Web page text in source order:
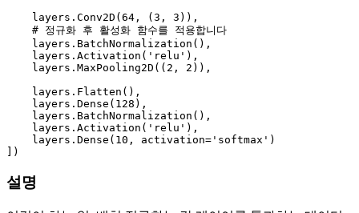
    layers.Conv2D(
64 , (3 , 3 )),
# 정규화 후 활성화 함수를 적용합니다
    layers.BatchNormalization(),
    layers.Activation(
'relu' ),
    layers.MaxPooling2D((
2 , 2 )),
    layers.Flatten(),
    layers.Dense(
128 ),
    layers.BatchNormalization(),
    layers.Activation(
'relu' ),
    layers.Dense(
10 , activation= 'softmax' )
설명